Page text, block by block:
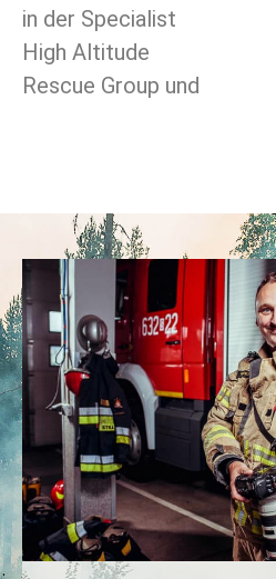
in der Specialist
High Altitude
Rescue Group und